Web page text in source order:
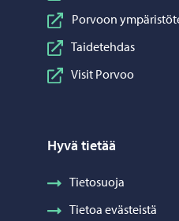
Porvoon
Taidetehdas
Visit Porvoo
Hyvä tietää
Tietosuoja
Tietoa evästeistä